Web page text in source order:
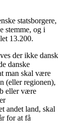
statsborgere,
stemme, og i
13.200.
der ikke dansk
danske
man skal være
(eller regionen),
eller være
andet land, skal
for at få